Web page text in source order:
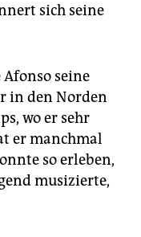
sich seine
seine
in den Norden
wo er sehr
er manchmal
so erleben,
musizierte,